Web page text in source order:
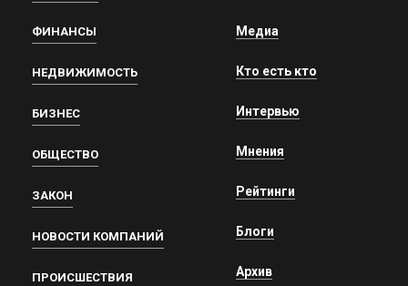
ФИНАНСЫ
НЕДВИЖИМОСТЬ
БИЗНЕС
ОБЩЕСТВО
ЗАКОН
НОВОСТИ КОМПАНИЙ
ПРОИСШЕСТВИЯ
Медиа
Кто есть кто
Интервью
Мнения
Рейтинги
Блоги
Архив